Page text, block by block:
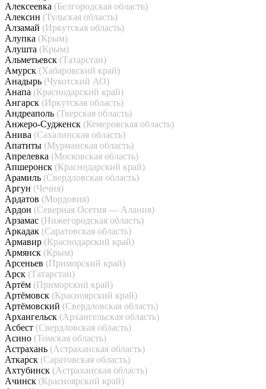
Алексеевка (Белгородская область)
Алексин (Тульская область)
Алзамай (Иркутская область)
Алупка (Крым)
Алушта (Крым)
Альметьевск (Татарстан)
Амурск (Хабаровский край)
Анадырь (Чукотский АО)
Анапа (Краснодарский край)
Ангарск (Иркутская область)
Андреаполь (Тверская область)
Анжеро-Судженск (Кемеровская область)
Анива (Сахалинская область)
Апатиты (Мурманская область)
Апрелевка (Московская область)
Апшеронск (Краснодарский край)
Арамиль (Свердловская область)
Аргун (Чечня)
Ардатов (Мордовия)
Ардон (Северная Осетия — Алания)
Арзамас (Нижегородская область)
Аркадак (Саратовская область)
Армавир (Краснодарский край)
Армянск (Крым)
Арсеньев (Приморский край)
Арск (Татарстан)
Артём (Приморский край)
Артёмовск (Красноярский край)
Артёмовский (Свердловская область)
Архангельск (Архангельская область)
Асбест (Свердловская область)
Асино (Томская область)
Астрахань (Астраханская область)
Аткарск (Саратовская область)
Ахтубинск (Астраханская область)
Ачинск (Красноярский край)